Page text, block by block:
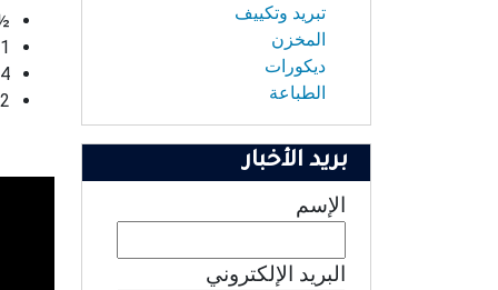
½
1 ملعقة صغيرة (3 جم) خميرة
4¼ أكواب (1 لتر) ماء فاتر
2 كوب (300 جم) قشور حمضيات طازجة
تبريد وتكييف
المخزن
ديكورات
الطباعة
بريد الأخبار
الإسم
البريد الإلكتروني